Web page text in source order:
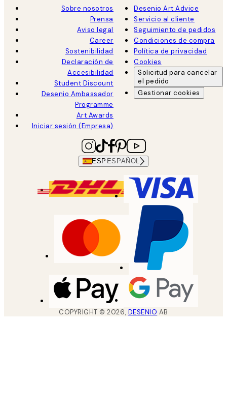
Sobre nosotros
Prensa
Aviso legal
Career
Sostenibilidad
Declaración de
Accesibilidad
Student Discount
Desenio Ambassador
Programme
Art Awards
Iniciar sesión (Empresa)
Desenio Art Advice
Servicio al cliente
Seguimiento de pedidos
Condiciones de compra
Política de privacidad
Cookies
Solicitud para cancelar
el pedido
Gestionar cookies
ESP ESPAÑOL
COPYRIGHT ©2026, DESENIO AB